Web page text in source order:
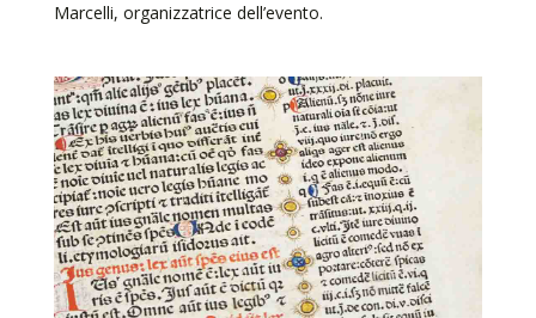
Marcelli, organizzatrice dell’evento.